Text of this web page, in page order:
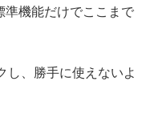
準機能だけでここまで
し、勝手に使えないよ